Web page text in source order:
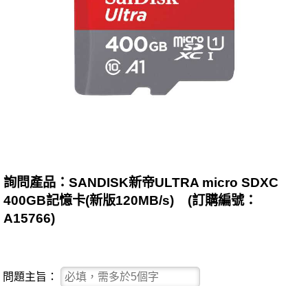
詢問產品：SANDISK新帝ULTRA micro SDXC
400GB記憶卡(新版120MB/s) (訂購編號：
A15766)
問題主旨：